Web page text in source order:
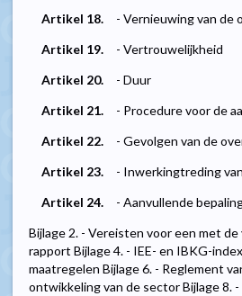
Artikel 18.
- Vernieuwing van de
Artikel 19.
- Vertrouwelijkheid
Artikel 20.
- Duur
Artikel 21.
- Procedure voor de
Artikel 22.
- Gevolgen van de
Artikel 23.
- Inwerkingtreding
Artikel 24.
- Aanvullende
Bijlage 2. - Vereisten voor een met
rapport Bijlage 4. - IEE- en IBKG-
maatregelen Bijlage 6. - Reglement
ontwikkeling van de sector Bijlage 8.